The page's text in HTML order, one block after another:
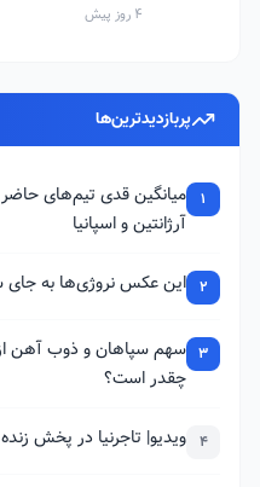
4 روز پیش
پربازدیدترین‌ها
1
میانگین قدی تیم‌های حاضر
آرژانتین و اسپانیا
2 این عکس نروژی‌ها به
3 سهم سپاهان و ذوب آهن
چقدر است؟
4 ویدیو| تاجرنیا در پخش